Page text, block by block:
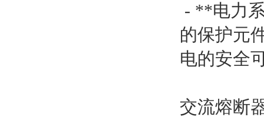
- **电力
的保护元
电的安全
交流熔断